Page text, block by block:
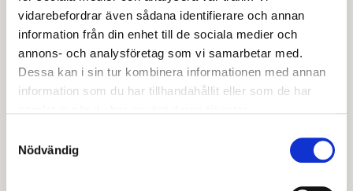
vidarebefordrar även sådana identifierare och annan
information från din enhet till de sociala medier och
annons- och analysföretag som vi samarbetar med.
Dessa kan i sin tur kombinera informationen med annan
information som du har tillhandahållit eller som de har
Nödvändig
Att åta sig att slå en artrik äng.
Att restaurera och stängsla en före detta hagmark
som vuxit igen.
Att anlägga eller restaurera en våtmark eller ett
Att röja bort gran för att gynna ett biologiskt
värdefullt lövbestånd.